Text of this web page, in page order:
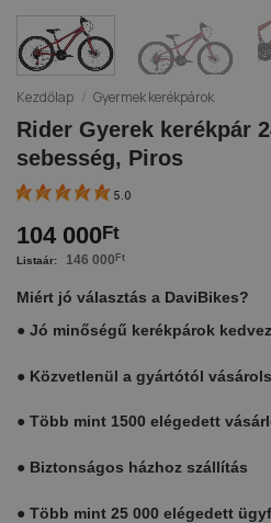
Kezdőlap / Gyermek kerékpárok
Rider Gyerek kerékpár
sebesség, Piros
5.0
104 000Ft
146 000 Ft
Miért jó választás a DaviBikes?
● Jó minőségű kerékpárok
● Közvetlenül a gyártótól
● Több mint 1500 elégedett
● Biztonságos házhoz szállítás
● Több mint 25 000 elégedett